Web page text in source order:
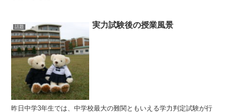
話題 実力試験後の授業風景
昨日中学3年生では、中学校最大の難関ともいえる学力判定試験が行